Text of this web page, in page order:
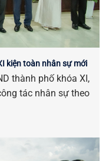
kiện toàn nhân sự mới
thành phố khóa XI,
tác nhân sự theo